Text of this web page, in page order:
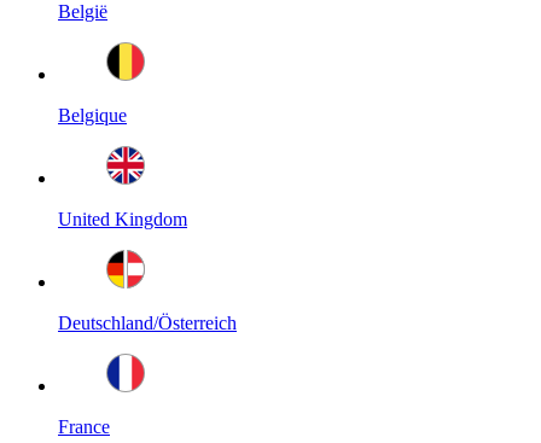
België
Belgique
United Kingdom
Deutschland/Österreich
France